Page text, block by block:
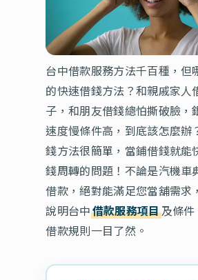
台中借款服務方法千百種，但
的快速借錢方法？和親戚家人
子，和朋友借錢總怕撕破臉，
速度慢條件高，到底該怎麼辦
錢方法很簡單，當鋪借錢就能
錢周轉的問題！不論是汽機車
借款，絕對能滿足您當舖需求
說明台中借款服務項目及條
借款規則一目了然。